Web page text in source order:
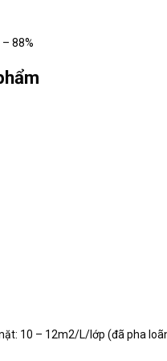
88%
10 – 12m2/L/lớp (đã pha